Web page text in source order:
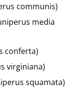
communis)
media
conferta)
virginiana)
squamata)